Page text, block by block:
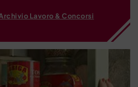
Lavoro & Concorsi